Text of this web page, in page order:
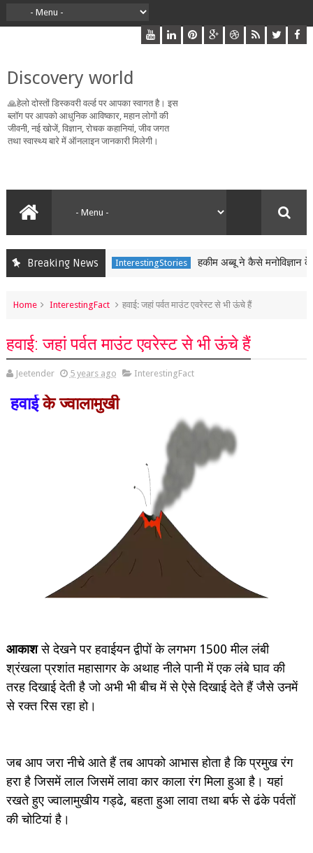
Discovery world
🙏हेलो दोस्तों डिस्कवरी वर्ल्ड पर आपका स्वागत है। इस
ब्लॉग पर आपको आधुनिक आविष्कार, महान लोगों की
जीवनी, नई खोजें, विज्ञान, रोचक कहानियां, जीव जगत
तथा स्वास्थ्य बारे में ऑनलाइन जानकारी मिलेगी।
Breaking NewsInterestingStories हकीम अब्बू ने कैसे मनोविज्ञान के
Home InterestingFact हवाई: जहां पर्वत माउंट एवरेस्ट से भी ऊंचे हैं
हवाई: जहां पर्वत माउंट एवरेस्ट से भी ऊंचे हैं
Jeetender 5 years ago InterestingFact
हवाई के ज्वालामुखी
आकाशसे देखने पर हवाईयन द्वीपों के लगभग 1500 मील लंबी
श्रंखला प्रशांत महासागर के अथाह नीले पानी में एक लंबे घाव की
तरह दिखाई देती है जो अभी भी बीच में से ऐसे दिखाई देते हैं जैसे उनमें
से रक्त रिस रहा हो।
जब आप जरा नीचे आते हैं तब आपको आभास होता है कि प्रमुख रंग
हरा है जिसमें लाल जिसमें लावा कार काला रंग मिला हुआ है। यहां
रखते हुए ज्वालामुखीय गड्ढे, बहता हुआ लावा तथा बर्फ से ढंके पर्वतों
की चोटियां है।